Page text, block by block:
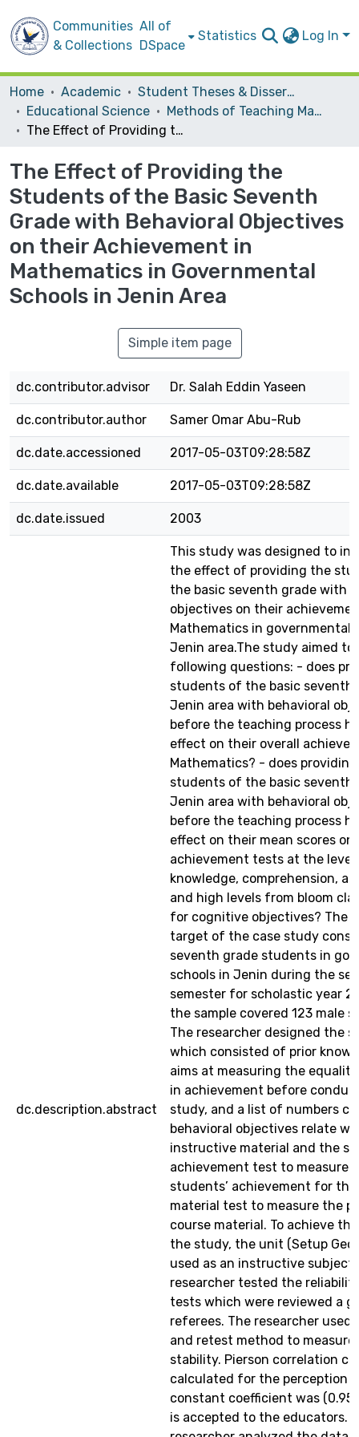
Communities
& Collections
All of
DSpace
Statistics Log In
Home Academic
Student Theses & Dissertations
Educational Science
Methods of Teaching Mathematics
The Effect of Providing the Students of the Basic Seventh Grade with Behavioral Objectives on their Achievement in Mathematics in Governmental Schools in Jenin Area
The Effect of Providing the
Students of the Basic Seventh
Grade with Behavioral Objectives
on their Achievement in
Mathematics in Governmental
Schools in Jenin Area
Simple item page
dc.contributor.advisor Dr. Salah Eddin Yaseen
dc.contributor.author Samer Omar Abu-Rub
dc.date.accessioned 2017-05-03T09:28:58Z
dc.date.available 2017-05-03T09:28:58Z
dc.date.issued 2003
dc.description.abstract
This study was designed to
the effect of providing the
the basic seventh grade with
objectives on their
Mathematics in governmental
Jenin area.The study aimed to
following questions: - does
students of the basic seventh
Jenin area with behavioral
before the teaching process
effect on their overall
Mathematics? - does
students of the basic seventh
Jenin area with behavioral
before the teaching process
effect on their mean scores on
achievement tests at the level
knowledge, comprehension,
and high levels from bloom
for cognitive objectives? The
target of the case study
seventh grade students in
schools in Jenin during the
semester for scholastic year
the sample covered 123 male
The researcher designed the
which consisted of prior
aims at measuring the
in achievement before
study, and a list of numbers
behavioral objectives relate
instructive material and the
achievement test to measure
students’ achievement for
material test to measure the
course material. To achieve
the study, the unit (Setup
used as an instructive subject.
researcher tested the
tests which were reviewed a
referees. The researcher used
and retest method to
stability. Pierson correlation
calculated for the perception
constant coefficient was
is accepted to the educators.